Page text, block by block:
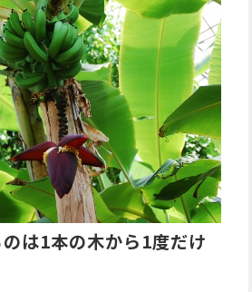
は1本の木から1度だけ